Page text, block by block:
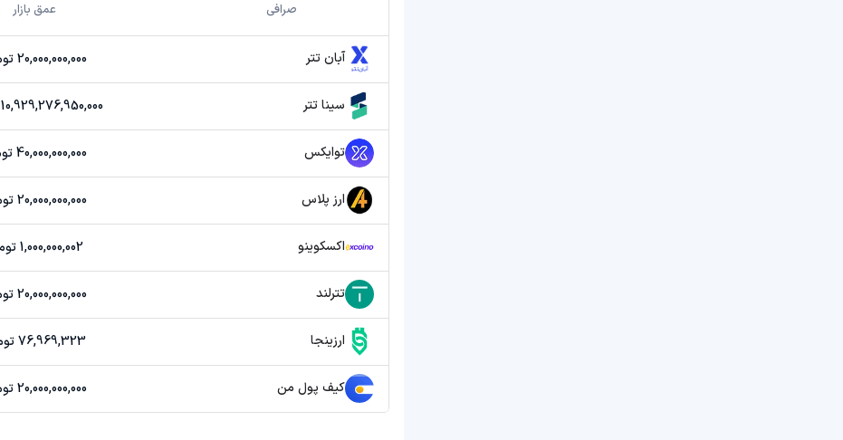
صرافی عمق بازار
آبان تتر 20,000,000,000 تومان
سینا تتر 10,929,276,950,000 تومان
توایکس 40,000,000,000 تومان
ارز پلاس 20,000,000,000 تومان
اکسکوینو 1,000,000,002 تومان
تترلند 20,000,000,000 تومان
ارزینجا 76,969,323 تومان
کیف پول من 20,000,000,000 تومان